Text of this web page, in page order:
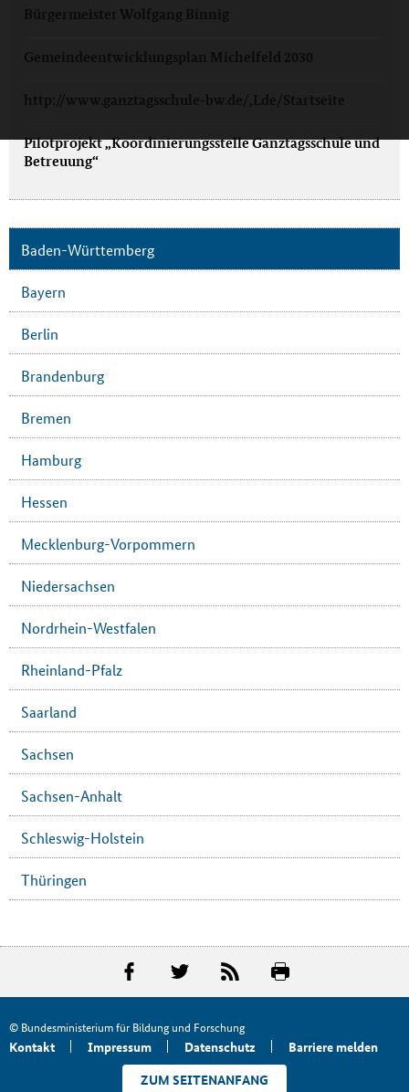
Bürgermeister Wolfgang Binnig
Gemeindeentwicklungsplan Michelfeld 2030
http://www.ganztagsschule-bw.de/,Lde/Startseite
Pilotprojekt „Koordinierungsstelle Ganztagsschule und
Betreuung“
Baden-Württemberg
Bayern
Berlin
Brandenburg
Bremen
Hamburg
Hessen
Mecklenburg-Vorpommern
Niedersachsen
Nordrhein-Westfalen
Rheinland-Pfalz
Saarland
Sachsen
Sachsen-Anhalt
Schleswig-Holstein
Thüringen
ZUM SEITENANFANG
© Bundesministerium für Bildung und Forschung
Kontakt Impressum Datenschutz Barriere melden